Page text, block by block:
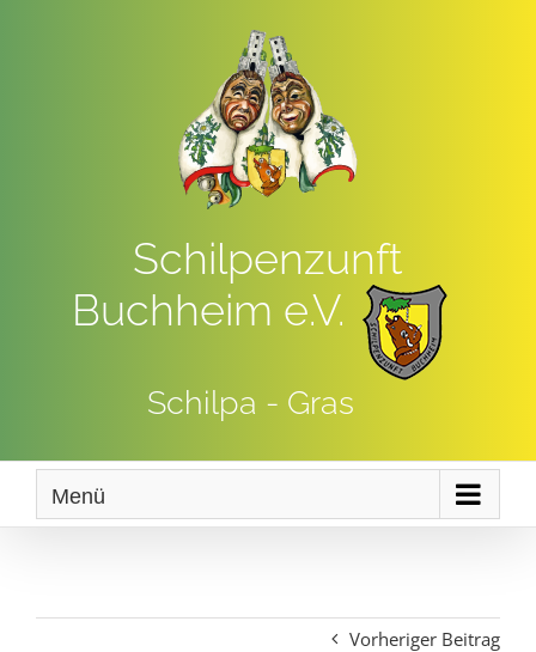
Schilpenzunft
Buchheim e.V.
Schilpa - Gras
Menü
Vorheriger Beitrag